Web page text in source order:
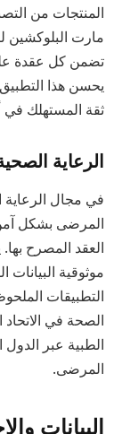
المنتجات من
مارت البلوكشين
تضمن كل عقدة
يحسن هذا
ثقة المستهلك في
الرعاية
في مجال
المرضى بشكل
العقد المصرح
موثوقية
التطبيقات
الصحة في
الطبية عبر الدول
المرضى.
البيانات